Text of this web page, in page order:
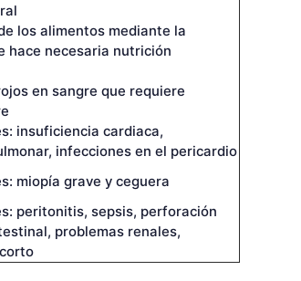
los alimentos mediante la
hace necesaria nutrición
en sangre que requiere
insuficiencia cardiaca,
infecciones en el pericardio
miopía grave y ceguera
peritonitis, sepsis, perforación
problemas renales,